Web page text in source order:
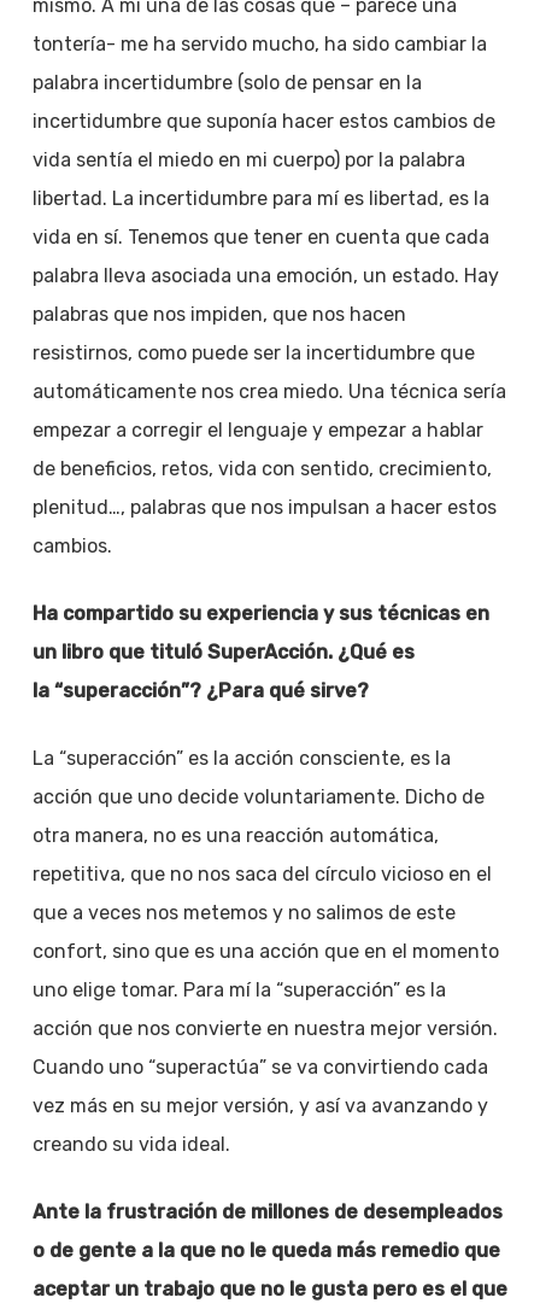
mismo. A mí una de las cosas que – parece una
tontería- me ha servido mucho, ha sido cambiar la
palabra incertidumbre (solo de pensar en la
incertidumbre que suponía hacer estos cambios de
vida sentía el miedo en mi cuerpo) por la palabra
libertad. La incertidumbre para mí es libertad, es la
vida en sí. Tenemos que tener en cuenta que cada
palabra lleva asociada una emoción, un estado. Hay
palabras que nos impiden, que nos hacen
resistirnos, como puede ser la incertidumbre que
automáticamente nos crea miedo. Una técnica sería
empezar a corregir el lenguaje y empezar a hablar
de beneficios, retos, vida con sentido, crecimiento,
plenitud…, palabras que nos impulsan a hacer estos
cambios.
Ha compartido su experiencia y sus técnicas en
un libro que tituló SuperAcción. ¿Qué es
la “superacción”? ¿Para qué sirve?
La “superacción” es la acción consciente, es la
acción que uno decide voluntariamente. Dicho de
otra manera, no es una reacción automática,
repetitiva, que no nos saca del círculo vicioso en el
que a veces nos metemos y no salimos de este
confort, sino que es una acción que en el momento
uno elige tomar. Para mí la “superacción” es la
acción que nos convierte en nuestra mejor versión.
Cuando uno “superactúa” se va convirtiendo cada
vez más en su mejor versión, y así va avanzando y
creando su vida ideal.
Ante la frustración de millones de desempleados
o de gente a la que no le queda más remedio que
aceptar un trabajo que no le gusta pero es el que